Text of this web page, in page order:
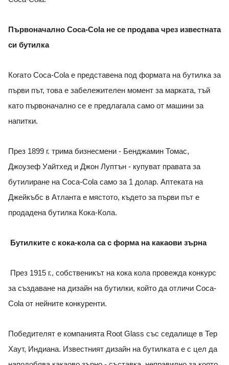
Първоначално Coca-Cola не се продава чрез известната
си бутилка
Когато Coca-Cola е представена под формата на бутилка за
първи път, това е забележителен момент за марката, тъй
като първоначално се е предлагала само от машини за
напитки.
През 1899 г. трима бизнесмени - Бенджамин Томас,
Джоузеф Уайтхед и Джон Луптън - купуват правата за
бутилиране на Coca-Cola само за 1 долар. Аптеката на
Джейкъбс в Атланта е мястото, където за първи път е
продадена бутилка Кока-Кола.
Бутилките с кока-кола са с форма на какаови зърна
През 1915 г., собственикът на кока кола провежда конкурс
за създаване на дизайн на бутилки, който да отличи Coca-
Cola от нейните конкуренти.
Победителят е компанията Root Glass със седалище в Тер
Хаут, Индиана. Известният дизайн на бутилката е с цел да